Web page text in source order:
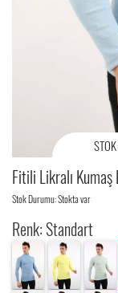
Fitili Likralı Kumaş
Stok Durumu: Stokta var
Renk: Standart